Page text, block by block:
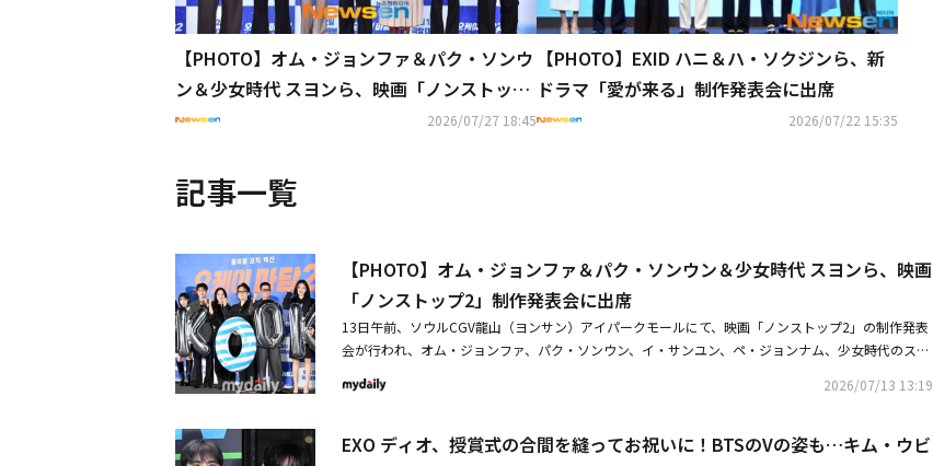
【PHOTO】オム・ジョンファ＆パク・ソンウ
ン＆少女時代 スヨンら、映画「ノンストップ
2」記者懇談会に出席
2026/07/27 18:45
【PHOTO】EXID ハニ＆ハ・ソクジンら、新
ドラマ「愛が来る」制作発表会に出席
2026/07/22 15:35
記事一覧
【PHOTO】オム・ジョンファ＆パク・ソンウン＆少女時代 スヨンら、映画
「ノンストップ2」制作発表会に出席
13日午前、ソウルCGV龍山（ヨンサン）アイパークモールにて、映画「ノンストップ2」の制作発表
会が行われ、オム・ジョンファ、パク・ソンウン、イ・サンユン、ペ・ジョンナム、少女時代のスヨ
かけた伝説の元エージェント・ミヨン（オム・ジョンファ）の家族が、海の真ん中で誘拐事件に巻き
主演オム・ジョンファ、日本ファンへのメッセージ映像が到着この映画を観てストレスを吹き飛ばし
2026/07/13 13:19
EXO ディオ、授賞式の合間を縫ってお祝いに！BTSのVの姿も…キム・ウビ